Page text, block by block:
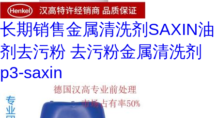
长期销售金属清洗剂SAXIN油
剂去污粉 去污粉金属清洗剂
p3-saxin